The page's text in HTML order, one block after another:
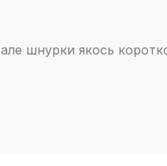
шнурки якось